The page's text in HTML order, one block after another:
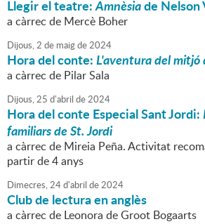
Llegir el teatre:Amnèsiade Nelson
a càrrec de Mercè Boher
Dijous,2 de maigde2024
Hora del conte:L'aventura del mitjó
a càrrec de Pilar Sala
Dijous,25 d'abril de2024
Hora del conte Especial Sant Jordi:
familiars de St. Jordi
a càrrec de Mireia Peña. Activitat
partir de 4 anys
Dimecres,24d'abril de2024
Club de lectura en anglès
a càrrec de Leonora de Groot Bogaarts